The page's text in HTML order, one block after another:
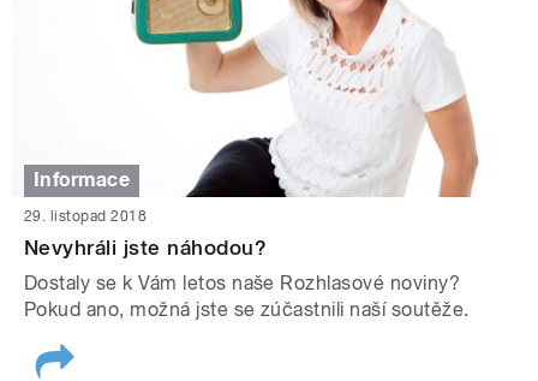
Informace
29. listopad 2018
Nevyhráli jste náhodou?
Dostaly se k Vám letos naše Rozhlasové noviny?
Pokud ano, možná jste se zúčastnili naší soutěže.